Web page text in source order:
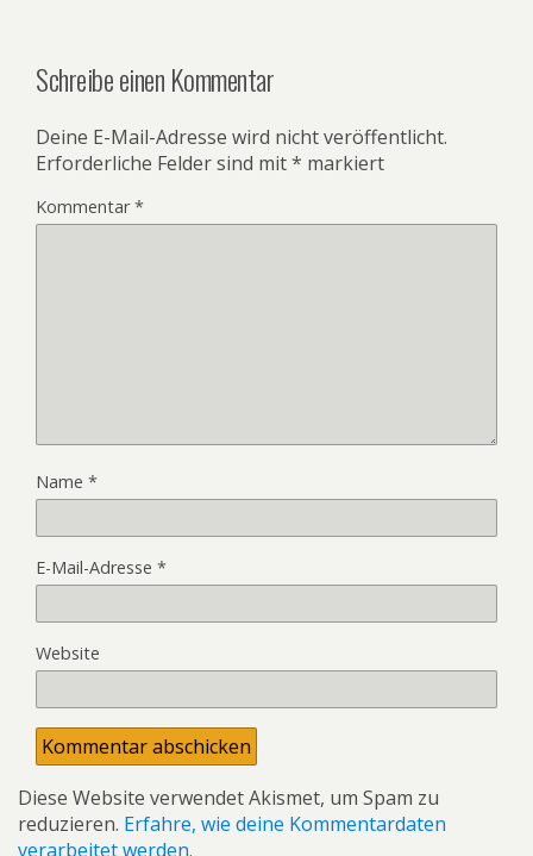
Schreibe einen Kommentar
Deine E-Mail-Adresse wird nicht veröffentlicht.
Erforderliche Felder sind mit* markiert
Kommentar*
Name *
E-Mail-Adresse *
Website
Diese Website verwendet Akismet, um Spam zu
reduzieren. Erfahre, wie deine Kommentardaten
verarbeitet werden.